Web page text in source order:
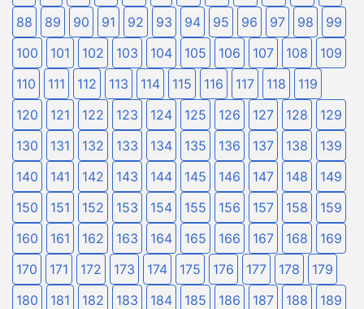
88
89 90 91 92 93 94 95 96 97 98
99
100
101 102 103 104 105 106 107 108
109
110
111 112 113 114 115 116 117 118
119
120
121 122 123 124 125 126 127 128
129
130
131 132 133 134 135 136 137 138
139
140
141 142 143 144 145 146 147 148
149
150
151 152 153 154 155 156 157 158
159
160
161 162 163 164 165 166 167 168
169
170
171 172 173 174 175 176 177 178
179
180
181 182 183 184 185 186 187 188
189